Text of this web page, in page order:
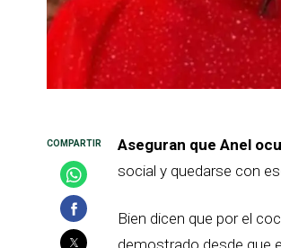
Aseguran que Anel
social y quedarse con
Bien dicen que por el